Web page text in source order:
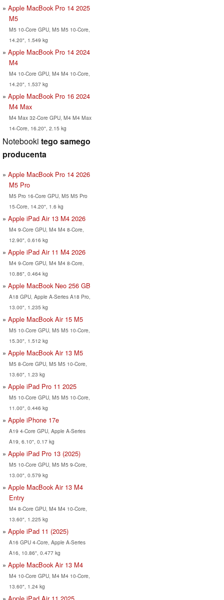
Apple MacBook Pro 14 2025
M5
M5 10-Core GPU, M5 M5 10-Core,
14.20", 1.549 kg
Apple MacBook Pro 14 2024
M4
M4 10-Core GPU, M4 M4 10-Core,
14.20", 1.537 kg
Apple MacBook Pro 16 2024
M4 Max
M4 Max 32-Core GPU, M4 M4 Max
14-Core, 16.20", 2.15 kg
Notebooki tego samego
producenta
Apple MacBook Pro 14 2026
M5 Pro
M5 Pro 16-Core GPU, M5 M5 Pro
15-Core, 14.20", 1.6 kg
Apple iPad Air 13 M4 2026
M4 9-Core GPU, M4 M4 8-Core,
12.90", 0.616 kg
Apple iPad Air 11 M4 2026
M4 9-Core GPU, M4 M4 8-Core,
10.86", 0.464 kg
Apple MacBook Neo 256 GB
A18 GPU, Apple A-Series A18 Pro,
13.00", 1.235 kg
Apple MacBook Air 15 M5
M5 10-Core GPU, M5 M5 10-Core,
15.30", 1.512 kg
Apple MacBook Air 13 M5
M5 8-Core GPU, M5 M5 10-Core,
13.60", 1.23 kg
Apple iPad Pro 11 2025
M5 10-Core GPU, M5 M5 10-Core,
11.00", 0.446 kg
Apple iPhone 17e
A19 4-Core GPU, Apple A-Series
A19, 6.10", 0.17 kg
Apple iPad Pro 13 (2025)
M5 10-Core GPU, M5 M5 9-Core,
13.00", 0.579 kg
Apple MacBook Air 13 M4
Entry
M4 8-Core GPU, M4 M4 10-Core,
13.60", 1.225 kg
Apple iPad 11 (2025)
A16 GPU 4-Core, Apple A-Series
A16, 10.86", 0.477 kg
Apple MacBook Air 13 M4
M4 10-Core GPU, M4 M4 10-Core,
13.60", 1.24 kg